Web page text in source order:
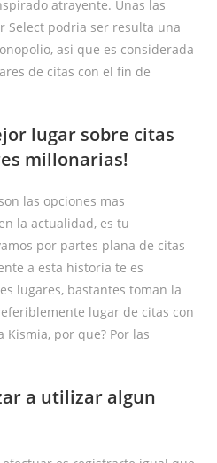
atrayente. Unas las
Select podri­a ser resulta una
asi que es considerada
de citas con el fin de
lugar sobre citas
millonarias!
las opciones mas
la actualidad, es tu
por partes plana de citas
a esta historia te es
lugares, bastantes toman la
lugar de citas con
por que? Por las
a utilizar algun